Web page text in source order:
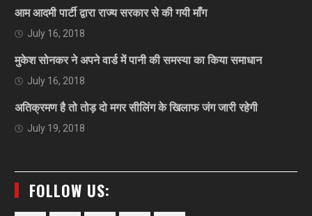
आम आदमी पार्टी द्वारा राज्य सरकार से की गयी माँग
July 16, 2018
मुकेश सोनकर ने अपने वार्ड में पानी की समस्या का किया समाधान
July 16, 2018
अतिक्रमण है तो तोड़ दो मगर सीलिंग के खिलाफ जंग जारी रहेगी
July 19, 2018
FOLLOW US: